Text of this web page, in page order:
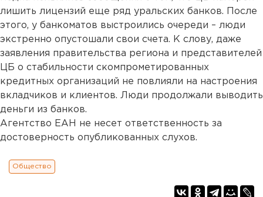
лишить лицензий еще ряд уральских банков. После
этого, у банкоматов выстроились очереди – люди
экстренно опустошали свои счета. К слову, даже
заявления правительства региона и представителей
ЦБ о стабильности скомпрометированных
кредитных организаций не повлияли на настроения
вкладчиков и клиентов. Люди продолжали выводить
деньги из банков.
Агентство ЕАН не несет ответственность за
достоверность опубликованных слухов.
Общество